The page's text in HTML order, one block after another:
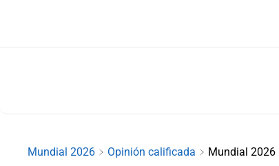
Mundial 2026 Opinión calificada Mundial 2026